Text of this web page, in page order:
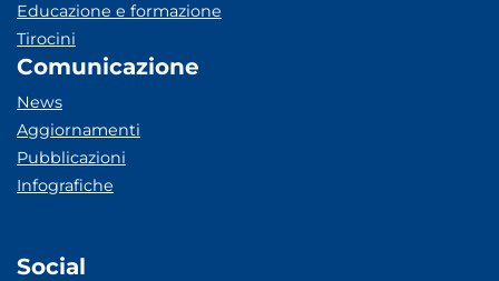
Educazione e formazione
Tirocini
Comunicazione
News
Aggiornamenti
Pubblicazioni
Infografiche
Social